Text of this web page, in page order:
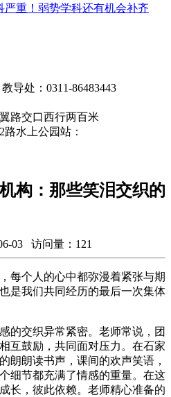
严重！弱势学科还有机会补齐
教导处：0311-86483443
路交口西行两百米
路水上公园站：
构：那些笑泪交织的
03 访问量：121
个人的心中都弥漫着紧张与期
是我们共同经历的最后一次集体
交织异常紧密。老师常说，团
互鼓励，共同面对压力。在石家
朗朗读书声，课间的欢声笑语，
细节都充满了情感的重量。在这
长，彼此依赖。老师精心准备的